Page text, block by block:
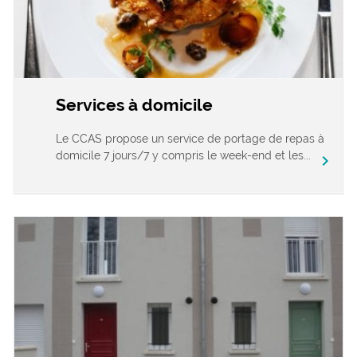
Services à domicile
Le CCAS propose un service de portage de repas à
domicile 7 jours/7 y compris le week-end et les...
chevron_right